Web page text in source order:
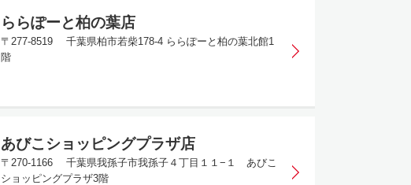
ららぽーと柏の葉店
〒277-8519 千葉県柏市若柴178-4 ららぽーと柏の葉北館1
階
あびこショッピングプラザ店
〒270-1166 千葉県我孫子市我孫子４丁目１１−１ あびこ
ショッピングプラザ3階